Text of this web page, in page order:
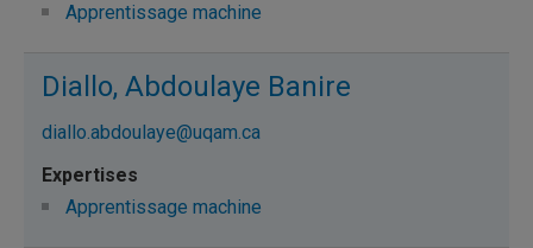
Apprentissage machine
Diallo, Abdoulaye Banire
diallo.abdoulaye@uqam.ca
Apprentissage machine